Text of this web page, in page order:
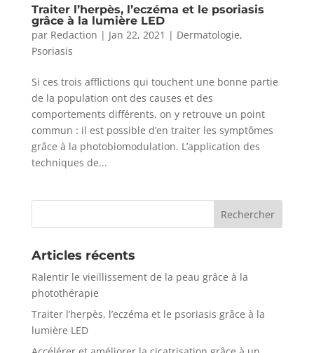
Traiter l’herpès, l’eczéma et le psoriasis
grâce à la lumière LED
par Redaction | Jan 22, 2021 | Dermatologie,
Psoriasis
Si ces trois afflictions qui touchent une bonne partie
de la population ont des causes et des
comportements différents, on y retrouve un point
commun : il est possible d’en traiter les symptômes
grâce à la photobiomodulation. L’application des
techniques de...
Articles récents
Ralentir le vieillissement de la peau grâce à la
photothérapie
Traiter l’herpès, l’eczéma et le psoriasis grâce à la
lumière LED